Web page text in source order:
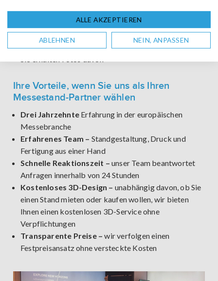
auszuwählen und es individuell anzupassen
100% Voraufbau-Garantie –Ihr kompletter Stand
wird Wochen vor der Messe in unserem Werk in
Deutschland oder den Niederlanden aufgebaut und
Sie erhalten Fotos davon
Ihre Vorteile, wenn Sie uns als Ihren
Messestand-Partner wählen
Drei Jahrzehnte Erfahrung in der europäischen
Messebranche
Erfahrenes Team – Standgestaltung, Druck und
Fertigung aus einer Hand
Schnelle Reaktionszeit – unser Team beantwortet
Anfragen innerhalb von 24 Stunden
Kostenloses 3D-Design – unabhängig davon, ob Sie
einen Stand mieten oder kaufen wollen, wir bieten
Ihnen einen kostenlosen 3D-Service ohne
Verpflichtungen
Transparente Preise – wir verfolgen einen
Festpreisansatz ohne versteckte Kosten
ALLE AKZEPTIEREN
ABLEHNEN NEIN, ANPASSEN